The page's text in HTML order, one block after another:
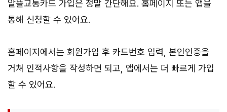
알뜰교통카드 가입은 정말 간단해요. 홈페이지 또는 앱을
통해 신청할 수 있어요.
홈페이지에서는 회원가입 후 카드번호 입력, 본인인증을
거쳐 인적사항을 작성하면 되고, 앱에서는 더 빠르게 가입
할 수 있어요.